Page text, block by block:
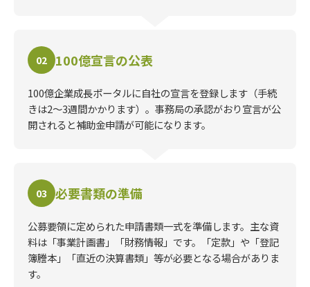
02 100億宣言の公表
100億企業成長ポータルに自社の宣言を登録します（手続
きは2〜3週間かかります）。事務局の承認がおり宣言が公
開されると補助金申請が可能になります。
03 必要書類の準備
公募要領に定められた申請書類一式を準備します。主な資
料は「事業計画書」「財務情報」です。「定款」や「登記
簿謄本」「直近の決算書類」等が必要となる場合がありま
す。